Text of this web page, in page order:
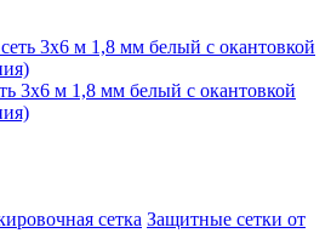
3х6 м 1,8 мм белый с окантовкой
сетка Защитные сетки от